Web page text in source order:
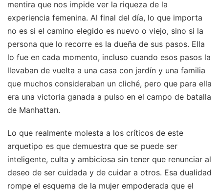
mentira que nos impide ver la riqueza de la
experiencia femenina. Al final del día, lo que importa
no es si el camino elegido es nuevo o viejo, sino si la
persona que lo recorre es la dueña de sus pasos. Ella
lo fue en cada momento, incluso cuando esos pasos la
llevaban de vuelta a una casa con jardín y una familia
que muchos consideraban un cliché, pero que para ella
era una victoria ganada a pulso en el campo de batalla
de Manhattan.
Lo que realmente molesta a los críticos de este
arquetipo es que demuestra que se puede ser
inteligente, culta y ambiciosa sin tener que renunciar al
deseo de ser cuidada y de cuidar a otros. Esa dualidad
rompe el esquema de la mujer empoderada que el